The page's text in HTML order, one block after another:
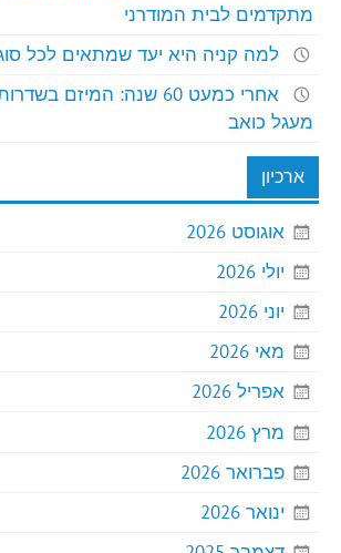
מתקדמים לבית המודרני
למה קניה היא יעד שמתאים לכל
אחרי כמעט 60 שנה: המיזם
מעגל כואב
ארכיון
אוגוסט 2026
יולי 2026
יוני 2026
מאי 2026
אפריל 2026
מרץ 2026
פברואר 2026
ינואר 2026